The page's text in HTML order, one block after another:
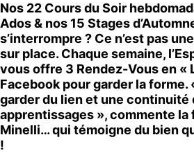
Nos 22 Cours du Soir
Ados & nos 15 Stages
s’interrompre ? Ce n’est pas
sur place. Chaque semaine,
vous offre 3 Rendez-Vous en «
Facebook pour garder la forme.
garder du lien et une continuité
apprentissages », commente
Minelli… qui témoigne du bien
!